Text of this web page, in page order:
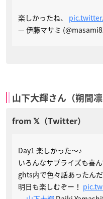
楽しかったね、
— 伊藤マサミ
山下大輝さん（朔間凛
Day1 楽しかった〜♪
いろんなサプライズも喜
ghts内で色々話あったん
明日も楽しむぞー！